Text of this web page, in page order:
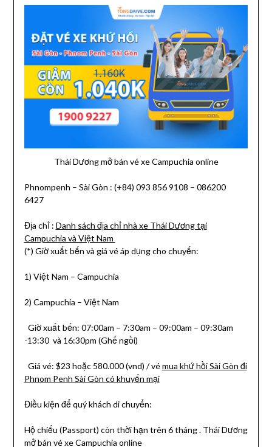
Thái Dương mở bán vé xe Campuchia online
Phnompenh – Sài Gòn : (+84) 093 856 9108 – 086200
6427
Địa chỉ : Danh sách địa chỉ nhà xe Thái Dương tại
Campuchia và Việt Nam
(*) Giờ xuất bến và giá vé áp dụng cho chuyến:
1) Việt Nam – Campuchia
2) Campuchia – Việt Nam
Giờ xuất bến: 07:00am – 7:30am – 09:00am – 09:30am
-13:30 và 16:30pm (Ghế ngồi)
Giá vé: $23 hoặc 580.000 (vnd) / vémua khứ hồi Sài Gòn đi
Phnom Penh Sài Gòn có khuyến mại
Điều kiện để quý khách di chuyển:
Hộ chiếu (Passport) còn thời hạn trên 6 tháng . Thái Dương
mở bán vé xe Campuchia online